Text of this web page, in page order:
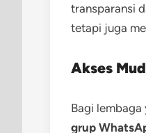
transparansi
tetapi juga
Akses
Bagi
grup